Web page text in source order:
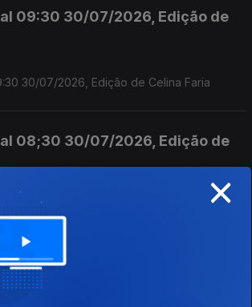
09:30 30/07/2026, Edição de
30/07/2026, Edição de Celina Faria
08;30 30/07/2026, Edição de
30/07/2026, Edição de Celina Faria
09;30 29/07/2026, Edição de
×